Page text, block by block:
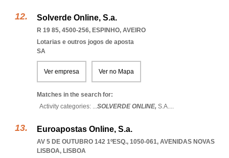
Solverde Online, S.a.
R 19 85, 4500-256, ESPINHO, AVEIRO
Lotarias e outros jogos de aposta
SA
Ver empresa Ver no Mapa
Matches in the search for:
Activity categories: ...SOLVERDE ONLINE, S.A....
Euroapostas Online, S.a.
AV 5 DE OUTUBRO 142 1ºESQ., 1050-061, AVENIDAS NOVAS
LISBOA, LISBOA